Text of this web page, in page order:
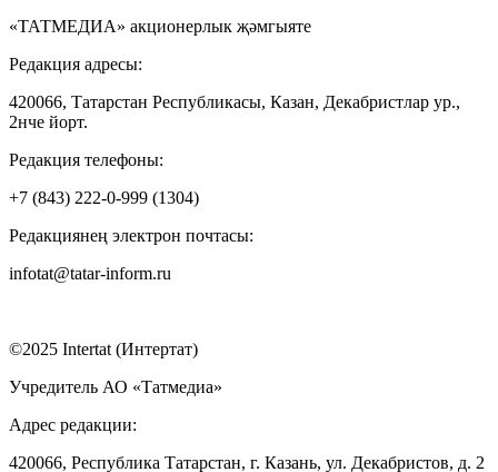
«ТАТМЕДИА» акционерлык җәмгыяте
Редакция адресы:
420066, Татарстан Республикасы, Казан, Декабристлар ур.,
2нче йорт.
Редакция телефоны:
+7 (843) 222-0-999 (1304)
Редакциянең электрон почтасы:
infotat@tatar-inform.ru
©2025 Intertat (Интертат)
Учредитель АО «Татмедиа»
Адрес редакции:
420066, Республика Татарстан, г. Казань, ул. Декабристов, д. 2